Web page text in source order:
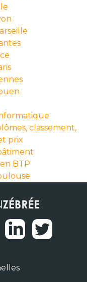
classement,
prix
BTP